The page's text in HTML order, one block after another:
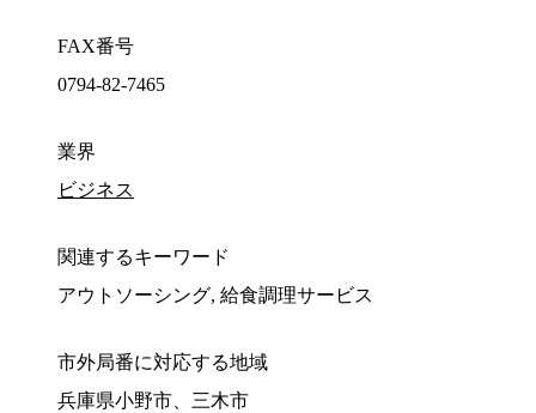
FAX番号
0794-82-7465
業界
ビジネス
関連するキーワード
アウトソーシング, 給食調理サービス
市外局番に対応する地域
兵庫県小野市、三木市